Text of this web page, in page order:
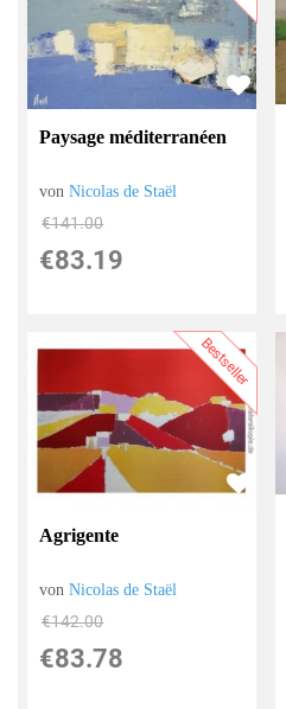
Paysage méditerranéen
vonNicolas de Staël
€141.00
€83.19
Bestseller
Agrigente
vonNicolas de Staël
€142.00
€83.78